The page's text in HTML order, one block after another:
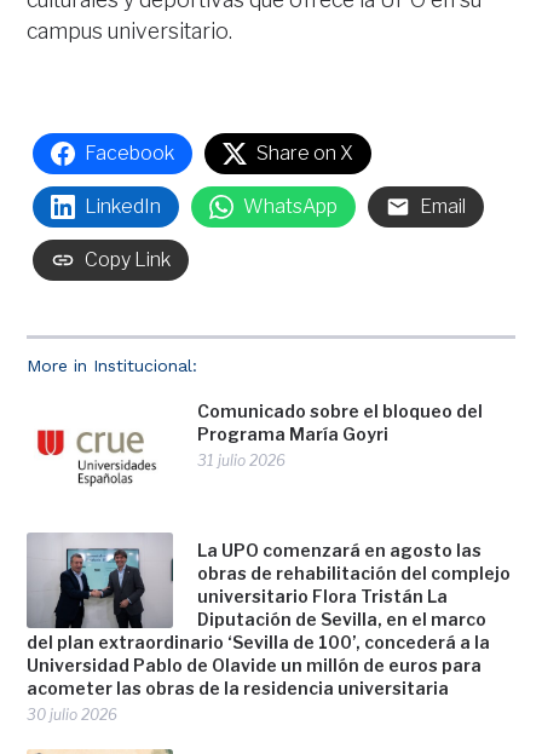
More in Institucional:
Comunicado sobre el bloqueo del
Programa María Goyri
31 julio 2026
La UPO comenzará en agosto las
obras de rehabilitación del complejo
universitario Flora Tristán La
Diputación de Sevilla, en el marco
del plan extraordinario ‘Sevilla de 100’, concederá a la
Universidad Pablo de Olavide un millón de euros para
acometer las obras de la residencia universitaria
30 julio 2026
campus universitario.
Facebook Share on X
LinkedIn WhatsApp Email
Copy Link